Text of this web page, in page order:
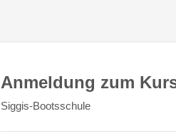
Anmeldung zum
Siggis-Bootsschule